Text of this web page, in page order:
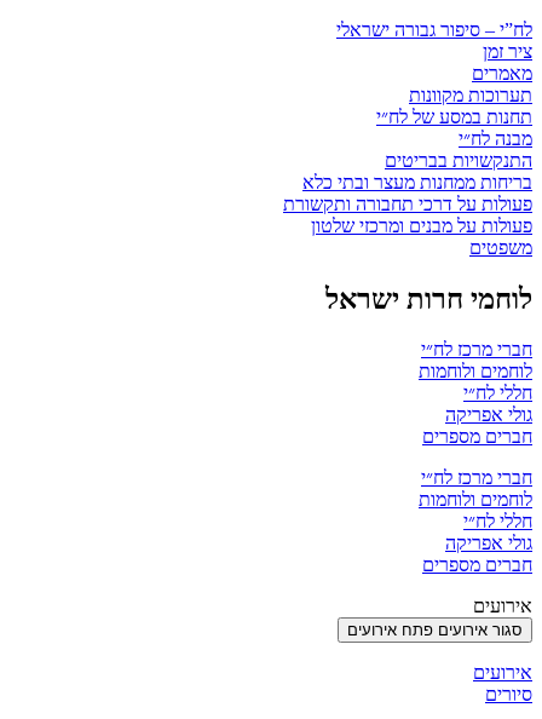
לח”י – סיפור גבורה ישראלי
ציר זמן
מאמרים
תערוכות מקוונות
תחנות במסע של לח״י
מבנה לח״י
התנקשויות בבריטים
בריחות ממחנות מעצר ובתי כלא
פעולות על דרכי תחבורה ותקשורת
פעולות על מבנים ומרכזי שלטון
משפטים
לוחמי חרות ישראל
חברי מרכז לח״י
לוחמים ולוחמות
חללי לח״י
גולי אפריקה
חברים מספרים
חברי מרכז לח״י
לוחמים ולוחמות
חללי לח״י
גולי אפריקה
חברים מספרים
אירועים
סגור אירועים פתח אירועים
אירועים
סיורים